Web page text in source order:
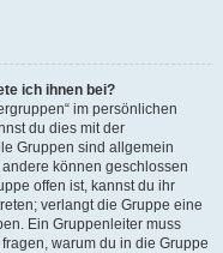
ich ihnen bei?
im persönlichen
du dies mit der
Gruppen sind allgemein
können geschlossen
offen ist, kannst du ihr
verlangt die Gruppe eine
Ein Gruppenleiter muss
warum du in die Gruppe